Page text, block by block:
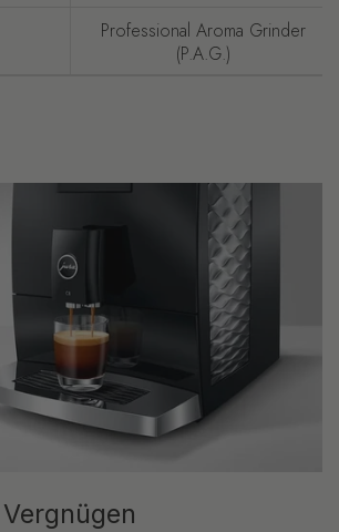
Professional Aroma Grinder
(P.A.G.)